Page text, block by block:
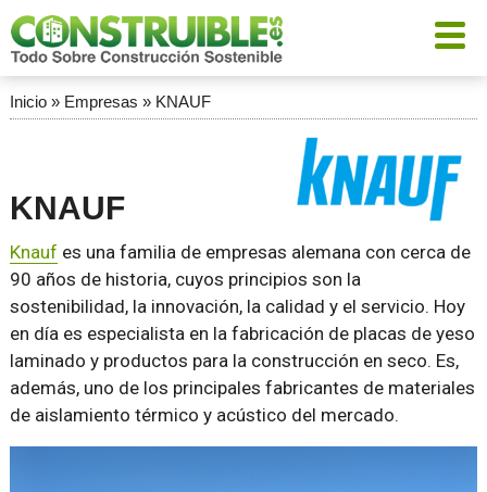
Inicio» Empresas » KNAUF
KNAUF
Knauf es una familia de empresas alemana con cerca de
90 años de historia, cuyos principios son la
sostenibilidad, la innovación, la calidad y el servicio. Hoy
en día es especialista en la fabricación de placas de yeso
laminado y productos para la construcción en seco. Es,
además, uno de los principales fabricantes de materiales
de aislamiento térmico y acústico del mercado.